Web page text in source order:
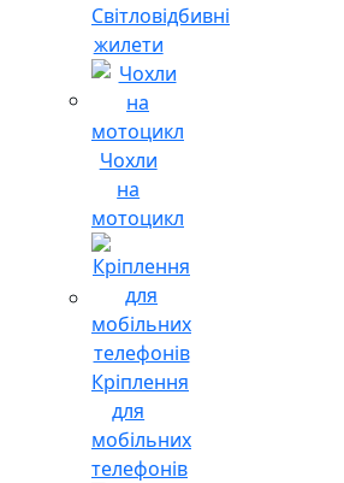
Світловідбивні
жилети
Чохли
на
мотоцикл
Кріплення
для
мобільних
телефонів